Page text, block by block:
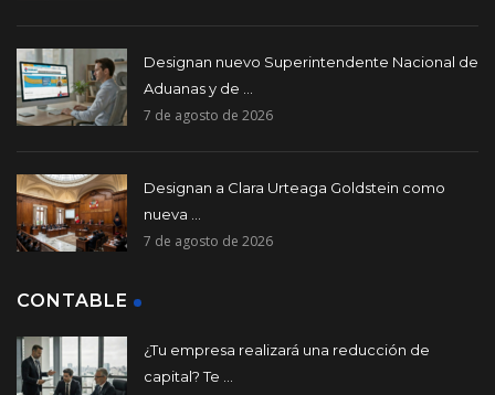
Designan nuevo Superintendente Nacional de
Aduanas y de ...
7 de agosto de 2026
Designan a Clara Urteaga Goldstein como
nueva ...
7 de agosto de 2026
CONTABLE
¿Tu empresa realizará una reducción de
capital? Te ...